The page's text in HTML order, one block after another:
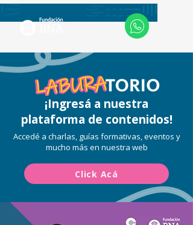
¡Ingresá a nuestra
plataforma de contenidos!
Accedé a charlas, guías formativas, eventos y
mucho más en nuestra web
Click Acá